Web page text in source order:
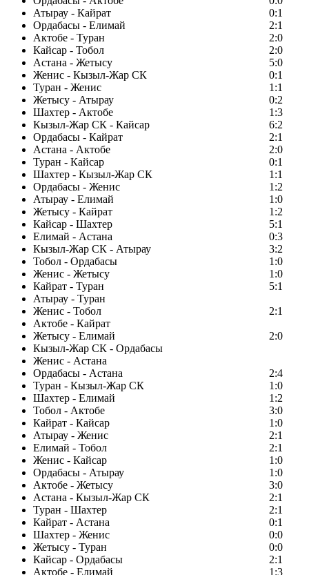
Атырау - Кайрат
0:1
Ордабасы - Елимай
2:1
Актобе - Туран
2:0
Кайсар - Тобол
2:0
Астана - Жетысу
5:0
Женис - Кызыл-Жар СК
0:1
Туран - Женис
1:1
Жетысу - Атырау
0:2
Шахтер - Актобе
1:3
Кызыл-Жар СК - Кайсар
6:2
Ордабасы - Кайрат
2:1
Астана - Актобе
2:0
Туран - Кайсар
0:1
Шахтер - Кызыл-Жар СК
1:1
Ордабасы - Женис
1:2
Атырау - Елимай
1:0
Жетысу - Кайрат
1:2
Кайсар - Шахтер
5:1
Елимай - Астана
0:3
Кызыл-Жар СК - Атырау
3:2
Тобол - Ордабасы
1:0
Женис - Жетысу
1:0
Кайрат - Туран
5:1
Атырау - Туран
Женис - Тобол
2:1
Актобе - Кайрат
Жетысу - Елимай
2:0
Кызыл-Жар СК - Ордабасы
Женис - Астана
Ордабасы - Астана
2:4
Туран - Кызыл-Жар СК
1:0
Шахтер - Елимай
1:2
Тобол - Актобе
3:0
Кайрат - Кайсар
1:0
Атырау - Женис
2:1
Елимай - Тобол
2:1
Женис - Кайсар
1:0
Ордабасы - Атырау
1:0
Актобе - Жетысу
3:0
Астана - Кызыл-Жар СК
2:1
Туран - Шахтер
2:1
Кайрат - Астана
0:1
Шахтер - Женис
0:0
Жетысу - Туран
0:0
Кайсар - Ордабасы
2:1
Актобе - Елимай
1:3